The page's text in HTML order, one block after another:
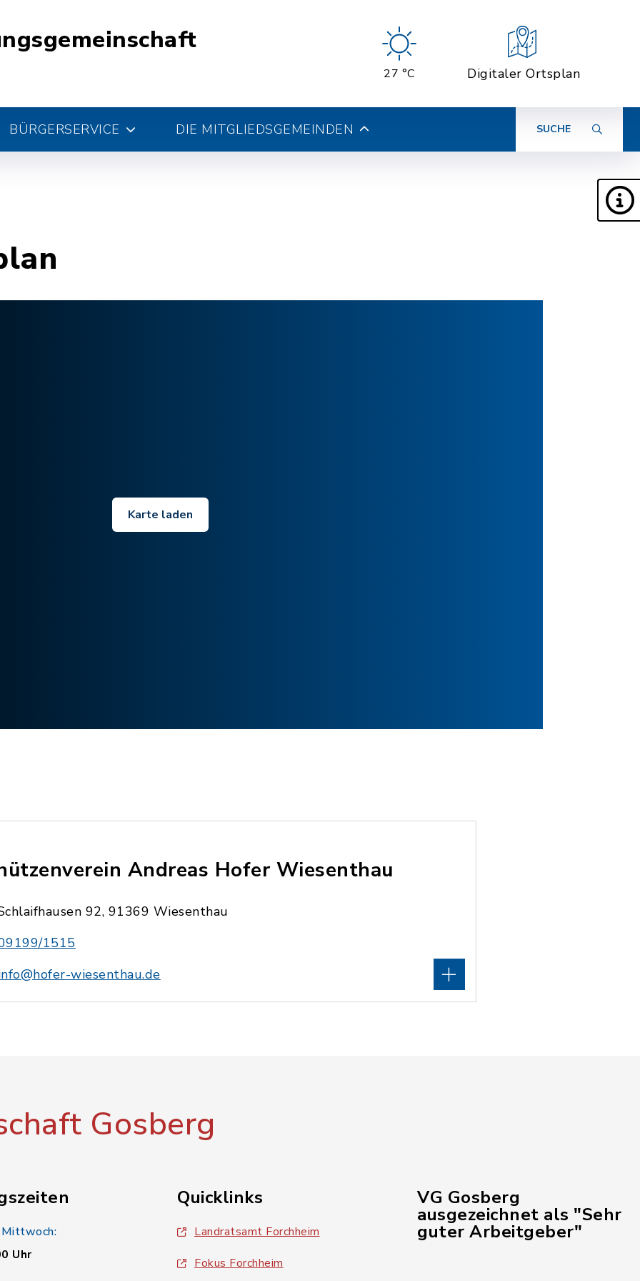
27 °C Digitaler Ortsplan
BÜRGERSERVICE DIE MITGLIEDSGEMEINDEN SUCHE
Karte laden
Andreas Hofer Wiesenthau
92, 91369 Wiesenthau
1515
wiesenthau.de
Gosberg
Uhr
Quicklinks
Landratsamt Forchheim
Fokus Forchheim
VG Gosberg
ausgezeichnet als "Sehr
guter Arbeitgeber"